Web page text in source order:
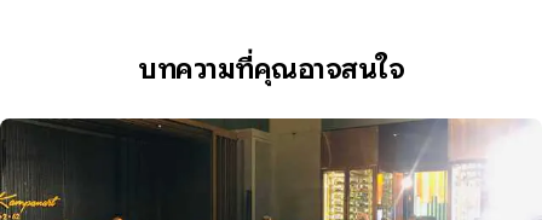
บทความที่คุณอาจสนใจ